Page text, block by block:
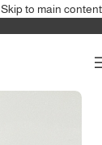
Skip to main content